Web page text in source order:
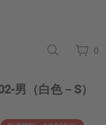
0
男 （白色－S）